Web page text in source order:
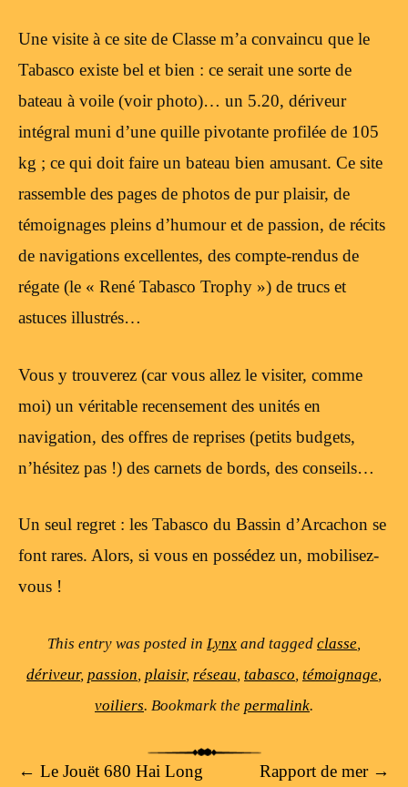
Une visite à ce site de Classe m’a convaincu que le
Tabasco existe bel et bien : ce serait une sorte de
bateau à voile (voir photo)… un 5.20, dériveur
intégral muni d’une quille pivotante profilée de 105
kg ; ce qui doit faire un bateau bien amusant. Ce site
rassemble des pages de photos de pur plaisir, de
témoignages pleins d’humour et de passion, de récits
de navigations excellentes, des compte-rendus de
régate (le « René Tabasco Trophy ») de trucs et
astuces illustrés…
Vous y trouverez (car vous allez le visiter, comme
moi) un véritable recensement des unités en
navigation, des offres de reprises (petits budgets,
n’hésitez pas !) des carnets de bords, des conseils…
Un seul regret : les Tabasco du Bassin d’Arcachon se
font rares. Alors, si vous en possédez un, mobilisez-
vous !
This entry was posted in Lynx and tagged classe
dériveur, passion plaisir, réseau tabasco témoignage
voiliers. Bookmark the permalink.
Post navigation
← Le Jouët 680 Hai Long Rapport de mer →